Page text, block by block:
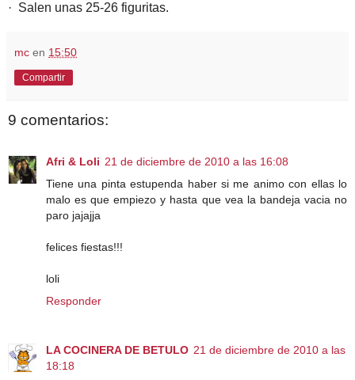
· Salen unas 25-26 figuritas.
mc en 15:50
Compartir
9 comentarios:
Afri & Loli 21 de diciembre de 2010 a las 16:08
Tiene una pinta estupenda haber si me animo con ellas lo
malo es que empiezo y hasta que vea la bandeja vacia no
paro jajajja
felices fiestas!!!
loli
Responder
LA COCINERA DE BETULO 21 de diciembre de 2010 a las
18:18